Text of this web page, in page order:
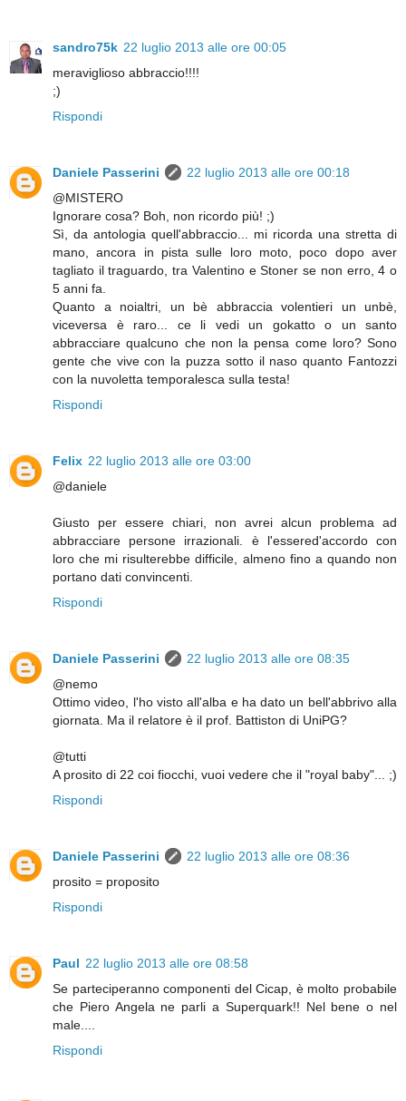
sandro75k 22 luglio 2013 alle ore 00:05
meraviglioso abbraccio!!!!
;)
Rispondi
Daniele Passerini
22 luglio 2013 alle ore 00:18
@MISTERO
Ignorare cosa? Boh, non ricordo più! ;)
Sì, da antologia quell'abbraccio... mi ricorda una stretta di
mano, ancora in pista sulle loro moto, poco dopo aver
tagliato il traguardo, tra Valentino e Stoner se non erro, 4 o
5 anni fa.
Quanto a noialtri, un bè abbraccia volentieri un unbè,
viceversa è raro... ce li vedi un gokatto o un santo
abbracciare qualcuno che non la pensa come loro? Sono
gente che vive con la puzza sotto il naso quanto Fantozzi
con la nuvoletta temporalesca sulla testa!
Rispondi
Felix 22 luglio 2013 alle ore 03:00
@daniele
Giusto per essere chiari, non avrei alcun problema ad
abbracciare persone irrazionali. è l'essered'accordo con
loro che mi risulterebbe difficile, almeno fino a quando non
portano dati convincenti.
Rispondi
Daniele Passerini
22 luglio 2013 alle ore 08:35
@nemo
Ottimo video, l'ho visto all'alba e ha dato un bell'abbrivo alla
giornata. Ma il relatore è il prof. Battiston di UniPG?
@tutti
A prosito di 22 coi fiocchi, vuoi vedere che il "royal baby"... ;)
Rispondi
Daniele Passerini
22 luglio 2013 alle ore 08:36
prosito = proposito
Rispondi
Paul 22 luglio 2013 alle ore 08:58
Se parteciperanno componenti del Cicap, è molto probabile
che Piero Angela ne parli a Superquark!! Nel bene o nel
male....
Rispondi